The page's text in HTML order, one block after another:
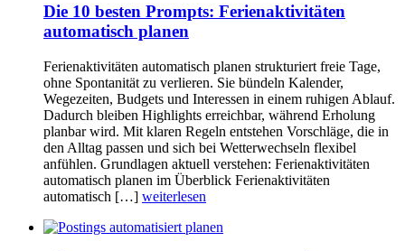
Die 10 besten Prompts: Ferienaktivitäten
automatisch planen
Ferienaktivitäten automatisch planen strukturiert freie Tage,
ohne Spontanität zu verlieren. Sie bündeln Kalender,
Wegezeiten, Budgets und Interessen in einem ruhigen Ablauf.
Dadurch bleiben Highlights erreichbar, während Erholung
planbar wird. Mit klaren Regeln entstehen Vorschläge, die in
den Alltag passen und sich bei Wetterwechseln flexibel
anfühlen. Grundlagen aktuell verstehen: Ferienaktivitäten
automatisch planen im Überblick Ferienaktivitäten
automatisch […] weiterlesen